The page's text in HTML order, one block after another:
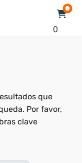
0
que
Por favor,
clave